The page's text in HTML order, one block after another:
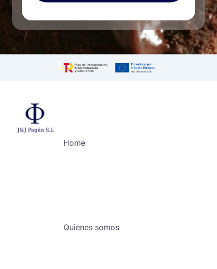
Home
Quienes somos